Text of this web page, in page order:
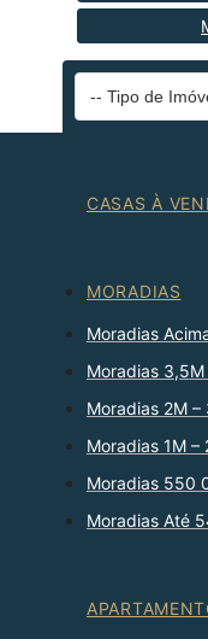
CASAS À
MORADIAS
Moradias
Moradias
Moradias 2M
Moradias 1M –
Moradias 550
Moradias Até